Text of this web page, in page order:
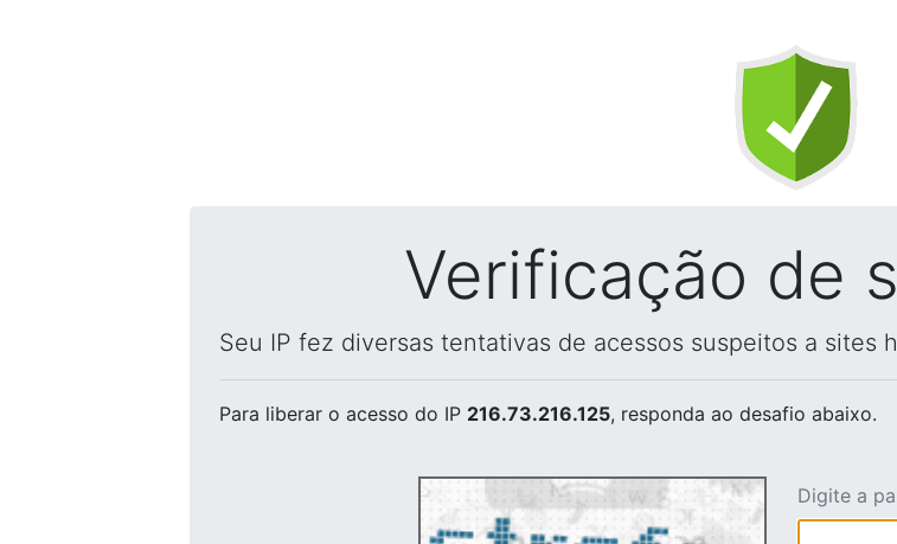
Verificação de
Seu IP fez diversas tentativas de acessos suspeitos a sites
Para liberar o acesso do IP 216.73.216.125, responda ao desafio abaixo.
Digite a